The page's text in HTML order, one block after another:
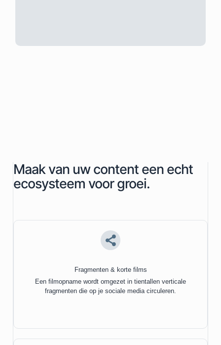
Maak van uw content een echt
ecosysteem voor groei.
Fragmenten & korte films
Een filmopname wordt omgezet in tientallen verticale
fragmenten die op je sociale media circuleren.